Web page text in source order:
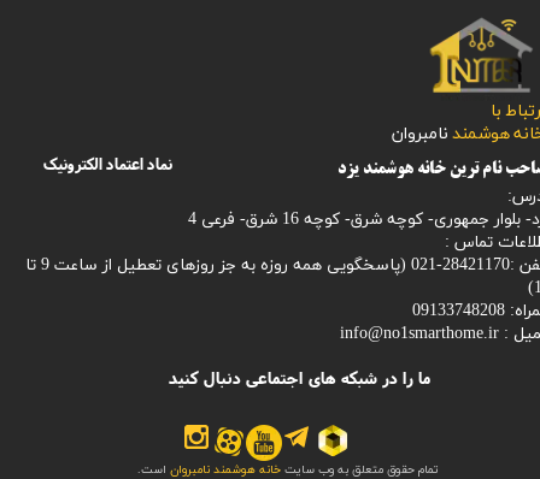
تمام حقوق متعلق به وب سایت خانه هوشمند نامبروان است.
با
هوشمند نامبروان
بلوار جمهوری- کوچه شرق- کوچه 16 شرق- فرعی 4
تماس :
021 (
پاسخگویی همه روزه به جز روزهای تعطیل از ساعت 9 تا
09133748208
:
info@no1smarthome.ir
ما را در شبکه های اجتماعی دنبال کنید
نماد اعتماد الکترونیک نام ترین خانه هوشمند یزد